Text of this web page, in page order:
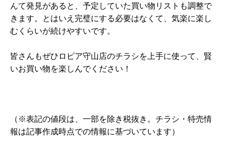
んて発見があると、予定していた買い物リストも調整で
きます。とはいえ完璧にする必要はなくて、気楽に楽し
むくらいが続けやすいです。
皆さんもぜひロピア守山店のチラシを上手に使って、賢
いお買い物を楽しんでください！
（※表記の値段は、一部を除き税抜き。チラシ・特売情
報は記事作成時点での情報に基づいています）